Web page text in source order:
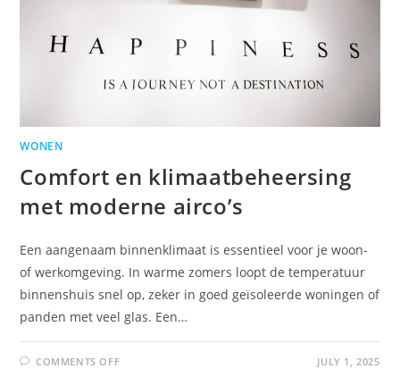
WONEN
Comfort en klimaatbeheersing
met moderne airco’s
Een aangenaam binnenklimaat is essentieel voor je woon-
of werkomgeving. In warme zomers loopt de temperatuur
binnenshuis snel op, zeker in goed geïsoleerde woningen of
panden met veel glas. Een…
COMMENTS OFF JULY 1, 2025